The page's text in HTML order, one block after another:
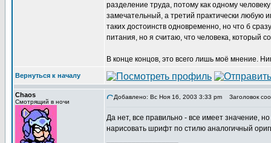
разделение труда, потому как одному
замечательный, а третий практически любую
таких достоинств одновременно, но что б
питания, но я считаю, что человека, который
В конце концов, это всего лишь моё мнение.
Вернуться к началу
Chaos
Смотрящий в ночи
Добавлено: Вс Ноя 16, 2003 3:33 pm Заголовок
Да нет, все правильно - все имеет значение,
нарисовать шрифт по стилю аналогичный